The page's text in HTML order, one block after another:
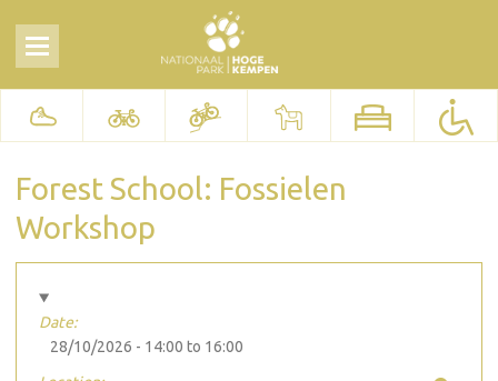
Forest School: Fossielen
Workshop
Date:
28/10/2026 - 14:00 to 16:00